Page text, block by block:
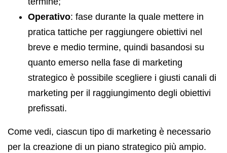
Operativo: fase durante la quale mettere in
pratica tattiche per raggiungere obiettivi nel
breve e medio termine, quindi basandosi su
quanto emerso nella fase di marketing
strategico è possibile scegliere i giusti canali di
marketing per il raggiungimento degli obiettivi
prefissati.
Come vedi, ciascun tipo di marketing è necessario
per la creazione di un piano strategico più ampio.